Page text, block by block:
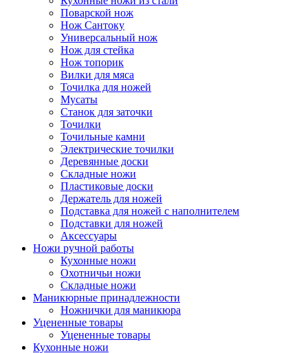
Поварской нож
Нож Сантоку
Универсальный нож
Нож для стейка
Нож топорик
Вилки для мяса
Точилка для ножей
Мусаты
Станок для заточки
Точилки
Точильные камни
Электрические точилки
Деревянные доски
Складные ножи
Пластиковые доски
Держатель для ножей
Подставка для ножей с наполнителем
Подставки для ножей
Аксессуары
Ножи ручной работы
Кухонные ножи
Охотничьи ножи
Складные ножи
Маникюрные принадлежности
Ножнички для маникюра
Уцененные товары
Уцененные товары
Кухонные ножи